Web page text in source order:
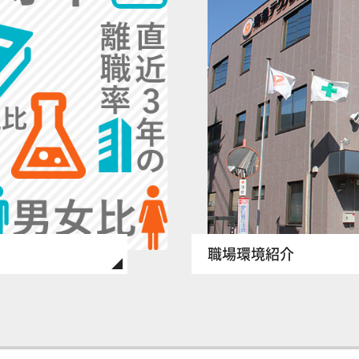
職場環境紹介